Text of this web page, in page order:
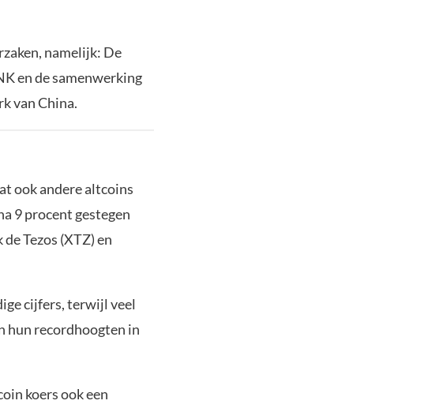
namelijk: De
en de samenwerking
van China.
ook andere altcoins
9 procent gestegen
Tezos (XTZ) en
cijfers, terwijl veel
hun recordhoogten in
koers ook een